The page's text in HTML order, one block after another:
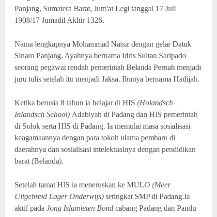
Panjang, Sumatera Barat, Jum'at Legi tanggal 17 Juli
1908/17 Jumadil Akhir 1326.
Nama lengkapnya Mohammad Natsir dengan gelar Datuk
Sinaro Panjang. Ayahnya bernama Idris Sultan Saripado
seorang pegawai rendah pemerintah Belanda Pernah menjadi
juru tulis setelah itu menjadi Jaksa. Ibunya bernama Hadijah.
Ketika berusia 8 tahun ia belajar di HIS (Holandsch
Inlandsch School) Adabiyah di Padang dan HIS pemerintah
di Solok serta HIS di Padang. Ia memulai masa sosialisasi
keagamaannya dengan para tokoh ulama pembaru di
daerahnya dan sosialisasi intelektualnya dengan pendidikan
barat (Belanda).
Setelah tamat HIS ia meneruskan ke MULO (Meer
Uitgebreid Lager Onderwijs) setingkat SMP di Padang.Ia
aktif pada Jong Islamieten Bond cabang Padang dan Pandu